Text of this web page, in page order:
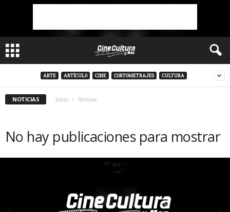
ARTE ARTÍCULO CINE CORTOMETRAJES CULTURA
NOTICIAS Inicio Noticias
No hay publicaciones para mostrar